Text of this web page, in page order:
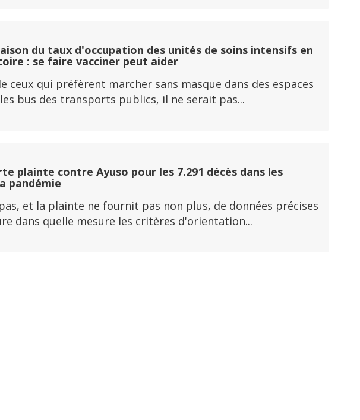
du taux d'occupation des unités de soins intensifs en
: se faire vacciner peut aider
ceux qui préfèrent marcher sans masque dans des espaces
bus des transports publics, il ne serait pas...
plainte contre Ayuso pour les 7.291 décès dans les
pandémie
et la plainte ne fournit pas non plus, de données précises
dans quelle mesure les critères d'orientation...